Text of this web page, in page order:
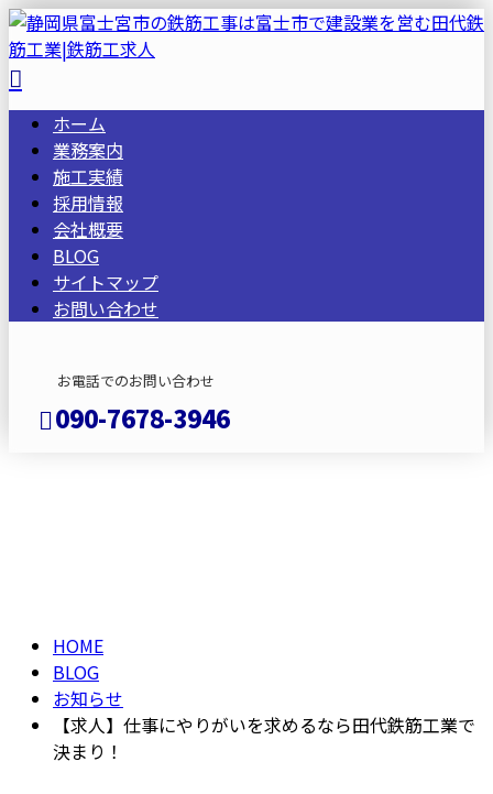
ホーム
業務案内
施工実績
採用情報
会社概要
BLOG
サイトマップ
お問い合わせ
お電話でのお問い合わせ
090-7678-3946
HOME
BLOG
お知らせ
【求人】仕事にやりがいを求めるなら田代鉄筋工業で
決まり！